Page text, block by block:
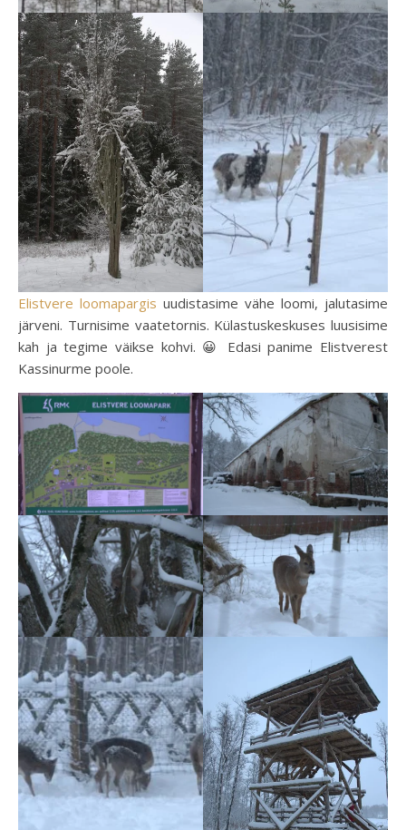
Elistvere loomapargis uudistasime vähe loomi, jalutasime
järveni. Turnisime vaatetornis. Külastuskeskuses luusisime
kah ja tegime väikse kohvi. 😀 Edasi panime Elistverest
Kassinurme poole.